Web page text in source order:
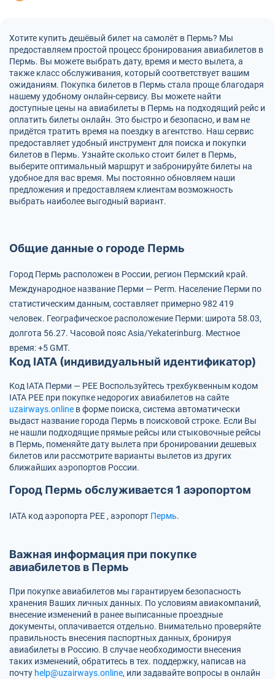
Хотите купить дешёвый билет на самолёт в Пермь? Мы
предоставляем простой процесс бронирования авиабилетов в
Пермь. Вы можете выбрать дату, время и место вылета, а
также класс обслуживания, который соответствует вашим
ожиданиям. Покупка билетов в Пермь стала проще благодаря
нашему удобному онлайн-сервису. Вы можете найти
доступные цены на авиабилеты в Пермь на подходящий рейс и
оплатить билеты онлайн. Это быстро и безопасно, и вам не
придётся тратить время на поездку в агентство. Наш сервис
предоставляет удобный инструмент для поиска и покупки
билетов в Пермь. Узнайте сколько стоит билет в Пермь,
выберите оптимальный маршрут и забронируйте билеты на
удобное для вас время. Мы постоянно обновляем наши
предложения и предоставляем клиентам возможность
выбрать наиболее выгодный вариант.
Общие данные о городе Пермь
Город Пермь расположен в России, регион Пермский край.
Международное название Перми — Perm. Население Перми по
статистическим данным, составляет примерно 982 419
человек. Географическое расположение Перми: широта 58.03,
долгота 56.27. Часовой пояс Asia/Yekaterinburg. Местное
время: +5 GMT.
Код IATA (индивидуальный идентификатор)
Код IATA Перми — PEE Воспользуйтесь трехбуквенным кодом
IATA PEE при покупке недорогих авиабилетов на сайте
uzairways.online в форме поиска, система автоматически
выдаст название города Пермь в поисковой строке. Если Вы
не нашли подходящие прямые рейсы или стыковочные рейсы
в Пермь, поменяйте дату вылета при бронировании дешевых
билетов или рассмотрите варианты вылетов из других
ближайших аэропортов России.
Город Пермь обслуживается 1 аэропортом
IATA код аэропорта PEE , аэропорт Пермь.
Важная информация при покупке
авиабилетов в Пермь
При покупке авиабилетов мы гарантируем безопасность
хранения Ваших личных данных. По условиям авиакомпаний,
внесение изменений в ранее выписанные проездные
документы, оплачивается отдельно. Внимательно проверяйте
правильность внесения паспортных данных, бронируя
авиабилеты в Россию. В случае необходимости внесения
таких изменений, обратитесь в тех. поддержку, написав на
почту help@uzairways.online, или задавайте вопросы в онлайн